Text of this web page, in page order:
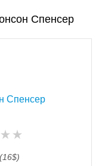
Спенсер
Спенсер
(16$)